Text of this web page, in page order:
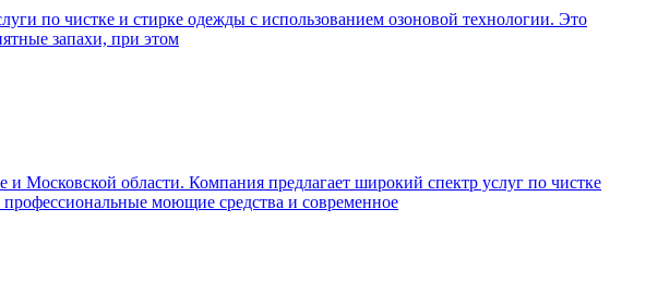
по чистке и стирке одежды с использованием озоновой технологии. Это
запахи, при этом
Московской области. Компания предлагает широкий спектр услуг по чистке
моющие средства и современное